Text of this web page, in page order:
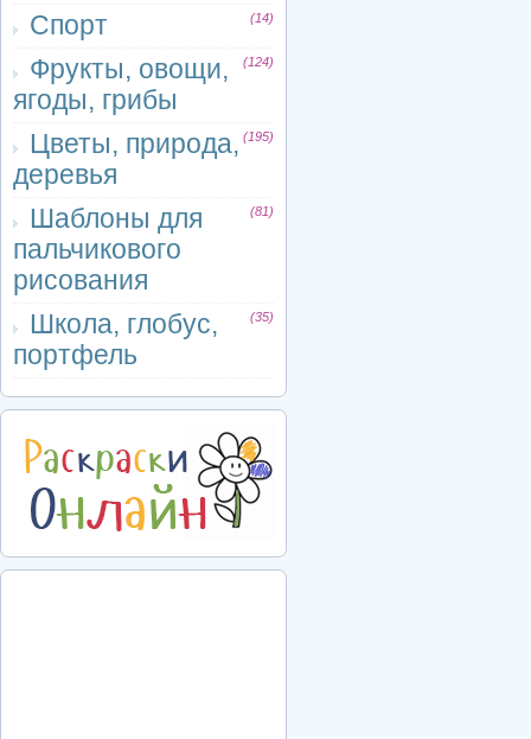
Спорт (14)
Фрукты, овощи,
ягоды, грибы
(124)
Цветы, природа,
деревья
(195)
Шаблоны для
пальчикового
рисования
(81)
Школа, глобус,
портфель
(35)